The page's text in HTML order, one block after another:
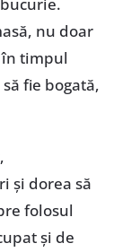
nu doar
timpul
fie bogată,
și dorea să
folosul
și de